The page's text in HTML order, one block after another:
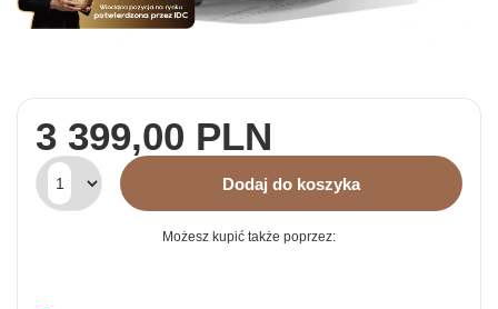
3 399,00 PLN
Dodaj do koszyka
Możesz kupić także poprzez: